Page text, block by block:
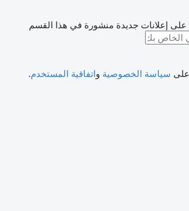
إعلانات جديدة منشورة في هذا القسم
على سياسة الخصوصية واتفاقية المستخدم.